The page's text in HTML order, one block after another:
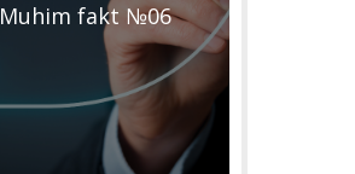
Muhim fakt №06